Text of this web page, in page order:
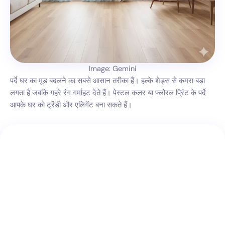
Image: Gemini
पर्दे घर का मूड बदलने का सबसे आसान तरीका हैं। हल्के शेड्स से कमरा बड़ा
लगता है जबकि गहरे रंग गर्माहट देते हैं। पेस्टल कलर या फ्लोरल प्रिंट के पर्दे
आपके घर को ट्रेंडी और एलिगेंट बना सकते हैं।